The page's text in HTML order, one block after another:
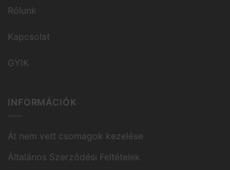
Rólunk
Kapcsolat
GYIK
INFORMÁCIÓK
Át nem vett csomagok kezelése
Általános Szerződési Feltételek